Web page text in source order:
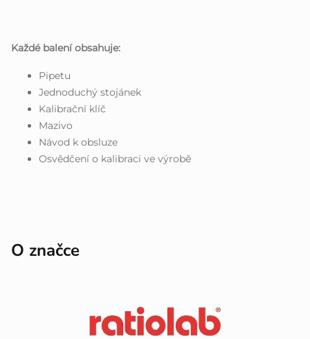
Každé balení obsahuje:
Pipetu
Jednoduchý stojánek
Kalibrační klíč
Mazivo
Návod k obsluze
Osvědčení o kalibraci ve výrobě
O značce